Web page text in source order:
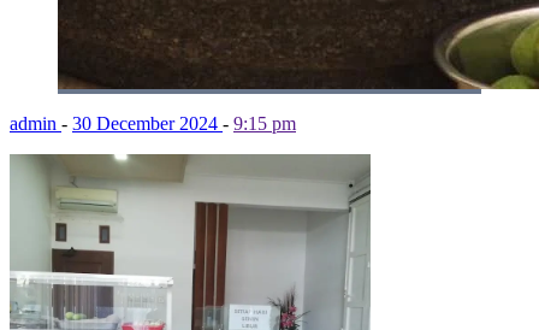
admin - 30 December 2024 - 9:15 pm